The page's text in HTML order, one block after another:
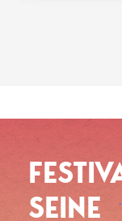
SEINE